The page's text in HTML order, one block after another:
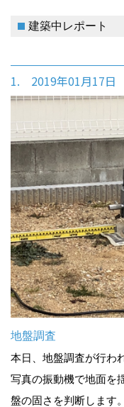
建築中レポート
1. 2019年01月17日
地盤調査
本日、地盤調査が行わ
写真の振動機で地面を
盤の固さを判断します。